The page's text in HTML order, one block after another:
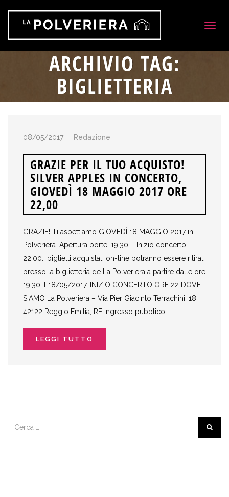
ARCHIVIO TAG:
BIGLIETTERIA
08/05/2017 Redazione
GRAZIE PER IL TUO ACQUISTO!
SILVER APPLES IN CONCERTO,
GIOVEDÌ 18 MAGGIO 2017 ORE
22,00
GRAZIE! Ti aspettiamo GIOVEDÌ 18 MAGGIO 2017 in
Polveriera. Apertura porte: 19,30 – Inizio concerto:
22,00.I biglietti acquistati on-line potranno essere ritirati
presso la biglietteria de La Polveriera a partire dalle ore
19,30 il 18/05/2017. INIZIO CONCERTO ORE 22 DOVE
SIAMO La Polveriera – Via Pier Giacinto Terrachini, 18,
42122 Reggio Emilia, RE Ingresso pubblico
LEGGI TUTTO